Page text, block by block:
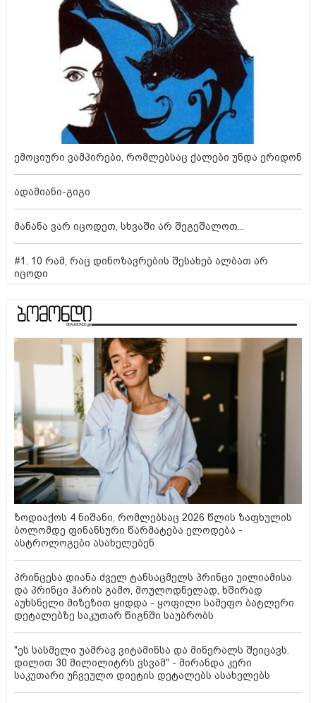
ემოციური ვამპირები, რომლებსაც ქალები უნდა ერიდონ
ადამიანი-გიგი
მანანა ვარ იცოდეთ, სხვაში არ შეგეშალოთ...
#1. 10 რამ, რაც დინოზავრების შესახებ ალბათ არ
იცოდი
ზოდიაქოს 4 ნიშანი, რომლებსაც 2026 წლის ზაფხულის
ბოლომდე ფინანსური წარმატება ელოდება -
ასტროლოგები ასახელებენ
პრინცესა დიანა ძველ ტანსაცმელს პრინცი უილიამისა
და პრინცი ჰარის გამო, მოულოდნელად, ხშირად
აუხსნელი მიზეზით ყიდდა - ყოფილი სამეფო ბატლერი
დეტალებზე საკუთარ წიგნში საუბრობს
"ეს სასმელი უამრავ ვიტამინსა და მინერალს შეიცავს.
დილით 30 მილილიტრს ვსვამ" - მირანდა კერი
საკუთარი უჩვეულო დიეტის დეტალებს ასახელებს